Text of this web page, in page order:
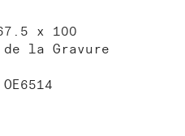
x 100
la Gravure